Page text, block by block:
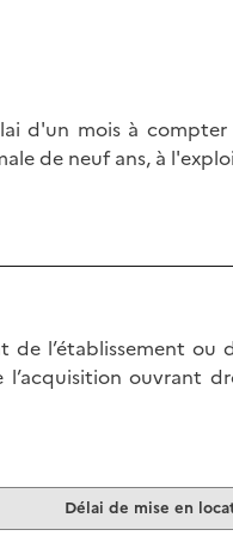
d'un mois à
de neuf ans, à
l’établissement ou
ouvrant
Délai de mise en